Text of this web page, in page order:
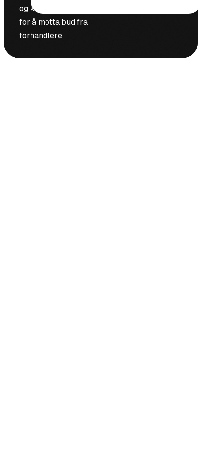
og kilometerstand
for å motta bud fra
forhandlere